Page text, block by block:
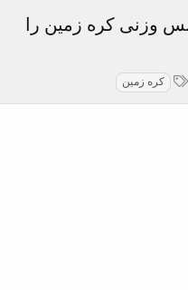
وزنی کره زمین را
ب کره زمین